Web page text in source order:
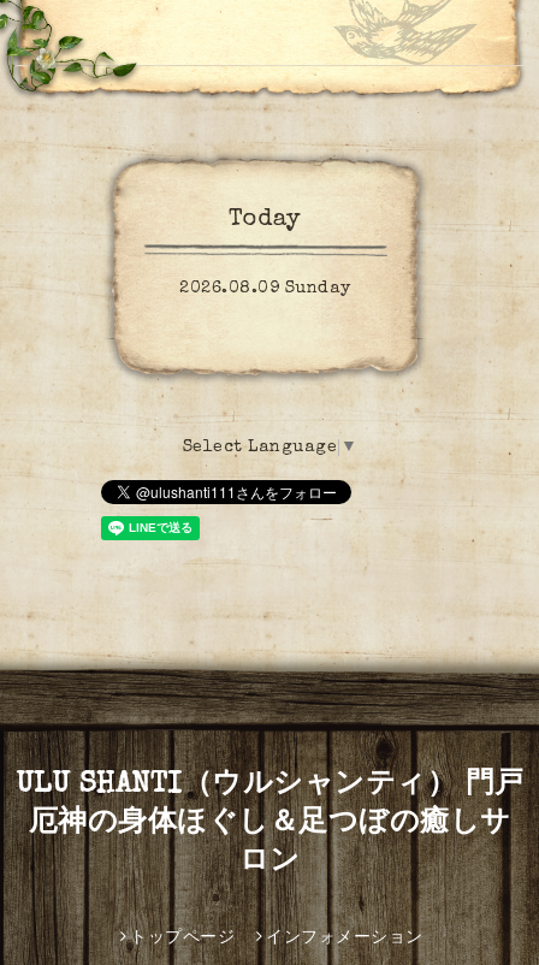
Today
2026.08.09 Sunday
Select Language ▼
ULU SHANTI（ウルシャンティ） 門戸
厄神の身体ほぐし＆足つぼの癒しサ
ロン
トップページ インフォメーション